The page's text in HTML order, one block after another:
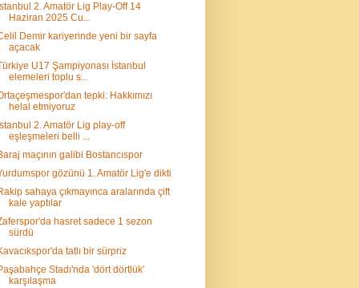
2. Amatör Lig Play-Off 14
Haziran 2025 Cu...
Demir kariyerinde yeni bir sayfa
açacak
U17 Şampiyonası İstanbul
elemeleri toplu s...
tepki: Hakkımızı
helal etmiyoruz
2. Amatör Lig play-off
eşleşmeleri belli ...
maçının galibi Bostancıspor
gözünü 1. Amatör Lig'e dikti
sahaya çıkmayınca aralarında çift
kale yaptılar
hasret sadece 1 sezon
sürdü
tatlı bir sürpriz
Stadı'nda 'dört dörtlük'
karşılaşma